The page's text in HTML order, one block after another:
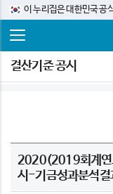
이 누리집은 대한민국 공
결산기준 공시
2020(2019회계연
시-기금성과분석결